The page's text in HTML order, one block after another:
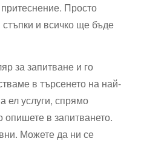
Просто
и всичко ще бъде
за запитване и го
в търсенето на най-
ел услуги, спрямо
опишете в запитването.
Можете да ни се